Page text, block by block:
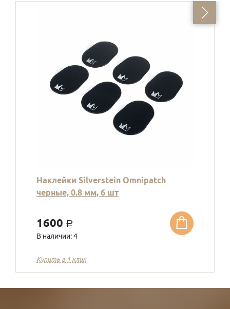
Наклейки Silverstein Omnipatch
черные, 0.8 мм, 6 шт
1600 a
В наличии: 4
Купить в 1 клик